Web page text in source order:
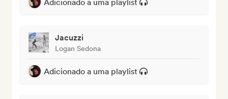
Adicionado a uma playlist
Jacuzzi
Logan Sedona
Adicionado a uma playlist